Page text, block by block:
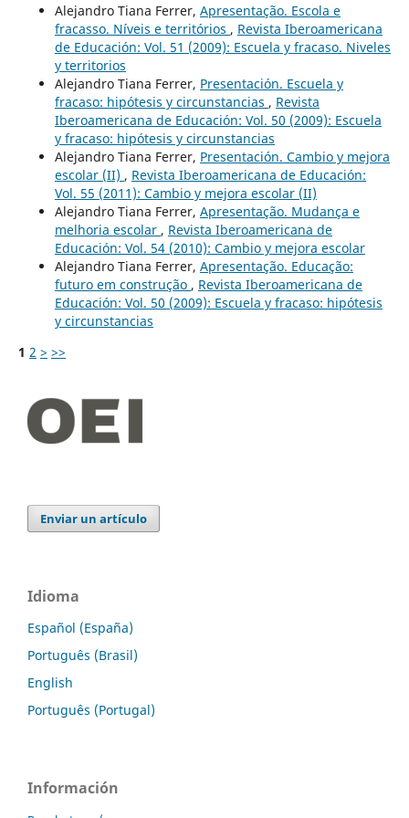
Alejandro Tiana Ferrer, Apresentação. Escola e
fracasso. Níveis e territórios , Revista Iberoamericana
de Educación: Vol. 51 (2009): Escuela y fracaso. Niveles
y territorios
Alejandro Tiana Ferrer, Presentación. Escuela y
fracaso: hipótesis y circunstancias , Revista
Iberoamericana de Educación: Vol. 50 (2009): Escuela
y fracaso: hipótesis y circunstancias
Alejandro Tiana Ferrer, Presentación. Cambio y mejora
escolar (II) , Revista Iberoamericana de Educación:
Vol. 55 (2011): Cambio y mejora escolar (II)
Alejandro Tiana Ferrer, Apresentação. Mudança e
melhoria escolar , Revista Iberoamericana de
Educación: Vol. 54 (2010): Cambio y mejora escolar
Alejandro Tiana Ferrer, Apresentação. Educação:
futuro em construção , Revista Iberoamericana de
Educación: Vol. 50 (2009): Escuela y fracaso: hipótesis
y circunstancias
1 2 > >>
Enviar un artículo
Idioma
Español (España)
Português (Brasil)
English
Português (Portugal)
Información